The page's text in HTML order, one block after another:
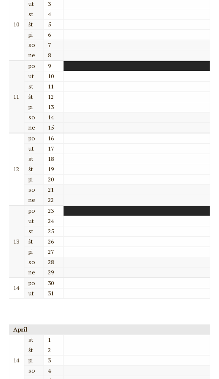
10
ut
3
st
4
št
5
pi
6
so
7
ne
8
11
po
9
ut
10
st
11
št
12
pi
13
so
14
ne
15
12
po
16
ut
17
st
18
št
19
pi
20
so
21
ne
22
13
po
23
ut
24
st
25
št
26
pi
27
so
28
ne
29
14
po
30
ut
31
Apríl
14
st
1
št
2
pi
3
so
4